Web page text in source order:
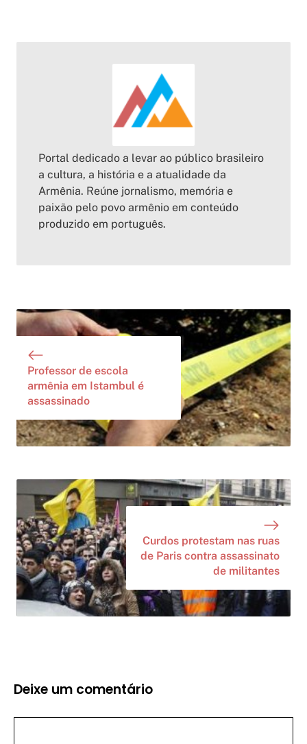
Portal dedicado a levar ao público brasileiro
a cultura, a história e a atualidade da
Armênia. Reúne jornalismo, memória e
paixão pelo povo armênio em conteúdo
produzido em português.
Professor de escola
armênia em Istambul é
assassinado
Curdos protestam nas ruas
de Paris contra assassinato
de militantes
Deixe um comentário